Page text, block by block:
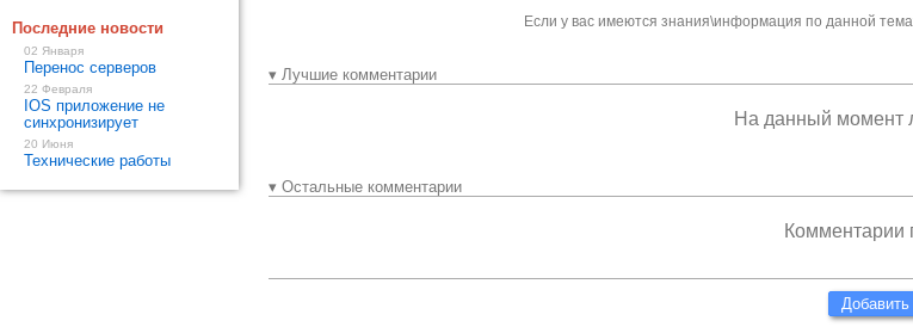
Если у вас имеются знания\информация по данной
▾ Лучшие комментарии
На данный момент
▾ Остальные комментарии
Комментарии
Последние новости
02 Января
Перенос серверов
22 Февраля
IOS приложение не
синхронизирует
20 Июня
Технические работы